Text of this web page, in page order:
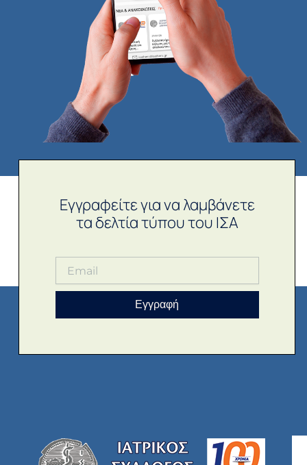
Εγγραφείτε για να λαμβάνετε
τα δελτία τύπου του ΙΣΑ
Εγγραφή